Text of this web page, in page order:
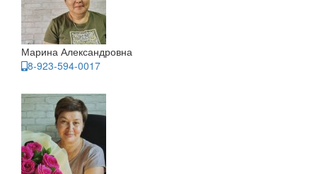
Марина Александровна
8-923-594-0017